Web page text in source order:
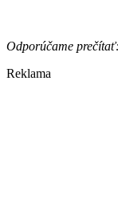
Odporúčame prečítať:
Reklama